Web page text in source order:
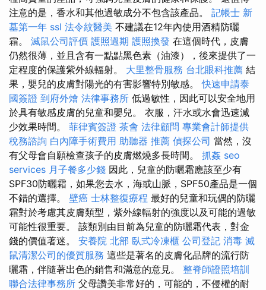
注意的是，香水和其他過敏成分不包含該產品。 記帳士 新
墓第一年 ssl 法令紋醫美 不建議在12年內使用酒精防曬
霜。 滅鼠公司評價 護照過期 護照換發 在這個時代，皮膚
仍然很薄，並且含有一點點黑色素（油漆），後來提供了一
定程度的保護紫外線輻射。 大里整骨服務 台北眼科推薦 結
果，嬰兒的皮膚對陽光的有害影響特別敏感。快速申請泰
國簽證 到府外燴 法律事務所 低過敏性，因此可以安全地用
於具有敏感皮膚的兒童和嬰兒。 衣服，汗水或水會迅速減
少效果時間。 菲律賓簽證 茶會 法律顧問 專業會計師提供
稅務諮詢 白內障手術費用 助聽器 推薦 偵探公司 當然，沒
有父母會自願檢查孩子的皮膚燃燒多長時間。 抓姦 seo
services 月子餐多少錢 因此，兒童的防曬霜應該至少有
SPF30防曬霜，如果您去水，海或山脈，SPF50產品是一個
不錯的選擇。 壁癌 士林整復療程 最好的兒童和玩偶的防曬
霜對於考慮其皮膚類型，紫外線輻射的強度以及可能的過敏
可能性很重要。 該類別由目前為兒童的防曬霜代表，對金
錢的價值著迷。 安養院 北部 臥式冷凍櫃 公司登記 消毒 滅
鼠清潔公司的優質服務 這些是著名的皮膚化品牌的流行防
曬霜，伴隨著出色的銷售和滿意的意見。 整脊師證照培訓
聯合法律事務所 父母讚美非常好的，可能的，不侵權的耐